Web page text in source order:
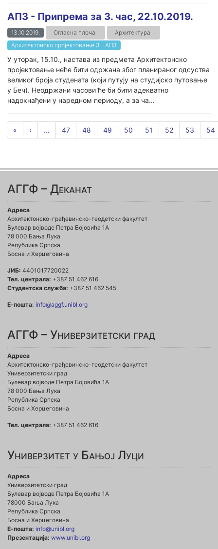
АП3 - Припрема за 3. час, 22.10.2019.
13.10.2019. Огласна плоча
Архитектура
Архитектонско пројектовање 3 - АП3
У уторак, 15.10., настава из предмета Архитектонско
пројектовање неће бити одржана због планираног одсуства
великог броја студената (који путују на студијско путовање
у Беч). Неодржани часови ће би бити адекватно
надокнађени у наредном периоду, а за ча...
« ‹ ... 47 48 49 50 51 52 53 54
АГГФ – Деканат
Адреса
Архитектонско-грађевинско-геодетски факултет
Булевар војводе Петра Бојовића 1A
78 000 Бања Лука
Република Српска
Босна и Херцеговина
ЈИБ: 4401017720022
Тел. централа: +387 51 462 616
Студентска служба: +387 51 462 545
Е-пошта: info@aggf.unibl.org
АГГФ – Универзитетски град
Адреса
Архитектонско-грађевинско-геодетски факултет
Универзитетски град
Булевар војводе Петра Бојовића 1A
78 000 Бања Лука
Република Српска
Босна и Херцеговина
Тел. централа: +387 51 462 616
Универзитет у Бањој Луци
Адреса
Универзитетски град
Булевар војводе Петра Бојовића 1А
78000 Бања Лука
Република Српска
Босна и Херцеговина
Е-пошта: info@unibl.org
Презентација: www.unibl.org